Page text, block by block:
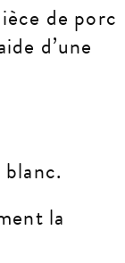
de porc
d’une
la